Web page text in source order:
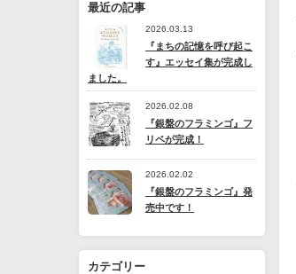
最近の記事
2026.03.13
『まちの記憶を呼び起こ
す』エッセイ集が完成し
ました。
2026.02.08
『銀盤のフラミンゴ』フ
リペが完成！
2026.02.02
『銀盤のフラミンゴ』発
売中です！
カテゴリー